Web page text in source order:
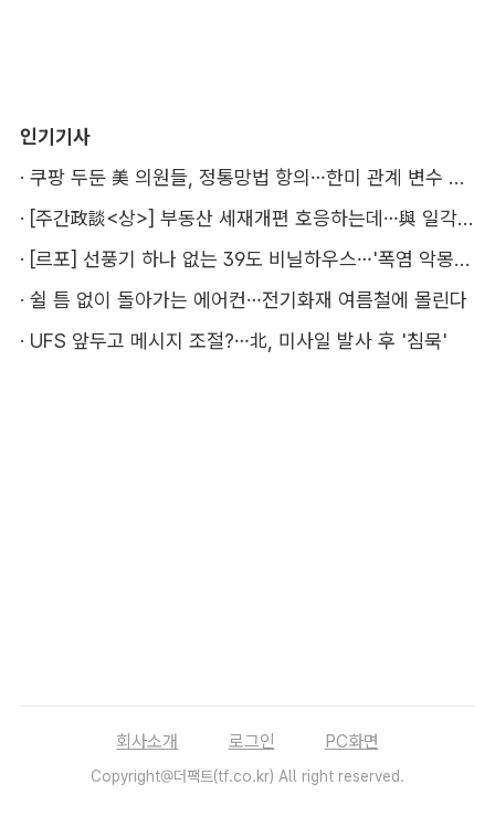
인기기사
·
쿠팡 두둔 美 의원들, 정통망법 항의…한미 관계 변수 될까
·
[주간政談<상>] 부동산 세재개편 호응하는데…與 일각의 속내
·
[르포] 선풍기 하나 없는 39도 비닐하우스…'폭염 악몽' 꾸는 이주노동자
· 쉴 틈 없이 돌아가는 에어컨…전기화재 여름철에 몰린다
· UFS 앞두고 메시지 조절?…北, 미사일 발사 후 '침묵'
회사소개 로그인 PC화면
Copyright@더팩트(tf.co.kr) All right reserved.